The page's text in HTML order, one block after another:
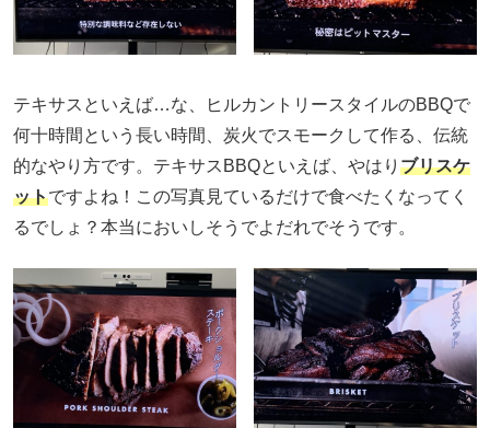
テキサスといえば…な、ヒルカントリースタイルのBBQで
何十時間という長い時間、炭火でスモークして作る、伝統
的なやり方です。テキサスBBQといえば、やはり ブリスケ
ットですよね！この写真見ているだけで食べたくなってく
るでしょ？本当においしそうでよだれでそうです。